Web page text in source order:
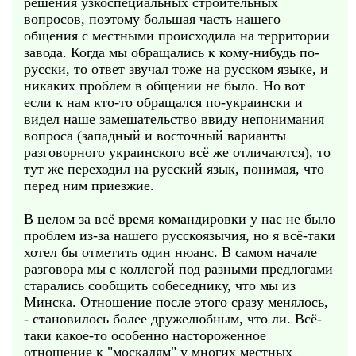
вопросов, поэтому большая часть нашего
общения с местными происходила на территории
завода. Когда мы обращались к кому-нибудь по-
русски, то ответ звучал тоже на русском языке, и
никаких проблем в общении не было. Но вот
если к нам кто-то обращался по-украински и
видел наше замешательство ввиду непонимания
вопроса (западный и восточный варианты
разговорного украинского всё же отличаются), то
тут же переходил на русский язык, понимая, что
перед ним приезжие.
В целом за всё время командировки у нас не было
проблем из-за нашего русскоязычия, но я всё-таки
хотел бы отметить один нюанс. В самом начале
разговора мы с коллегой под разными предлогами
старались сообщить собеседнику, что мы из
Минска. Отношение после этого сразу менялось,
- становилось более дружелюбным, что ли. Всё-
таки какое-то особенно настороженное
отношение к "москалям" у многих местных